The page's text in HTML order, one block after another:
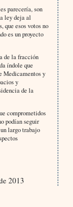
parecería, son
ley deja al
que esos votos no
es un proyecto
de la fracción
índole que
Medicamentos y
y
de la
comprometidos
podían seguir
largo trabajo
2013